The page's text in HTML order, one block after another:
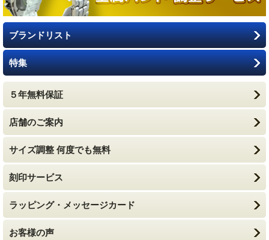
ブランドリスト
特集
５年無料保証
店舗のご案内
サイズ調整 何度でも無料
刻印サービス
ラッピング・メッセージカード
お客様の声